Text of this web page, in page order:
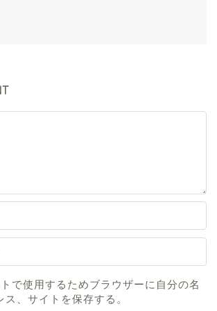
で使用するためブラウザーに自分の名
、サイトを保存する。